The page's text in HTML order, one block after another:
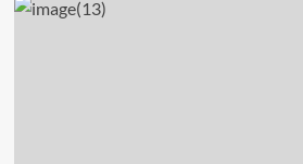
relembra